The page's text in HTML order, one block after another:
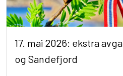
17. mai 2026: ekstra
og Sandefjord